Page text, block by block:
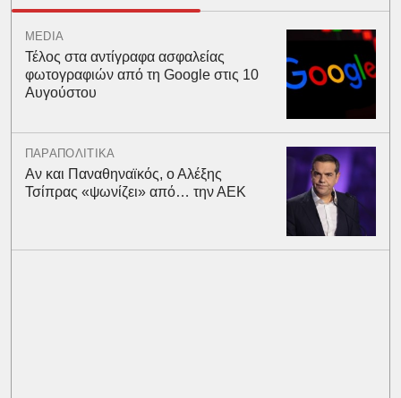
MEDIA
Τέλος στα αντίγραφα ασφαλείας
φωτογραφιών από τη Google στις 10
Αυγούστου
ΠΑΡΑΠΟΛΙΤΙΚΑ
Αν και Παναθηναϊκός, ο Αλέξης
Τσίπρας «ψωνίζει» από… την ΑΕΚ